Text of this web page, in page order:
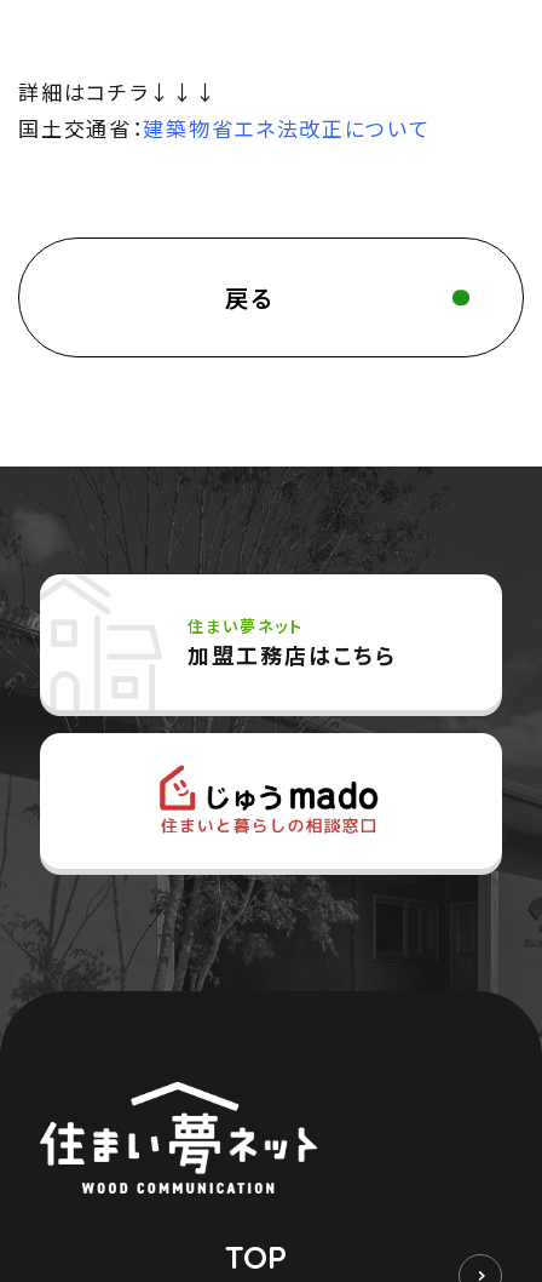
詳細はコチラ↓↓↓
国土交通省：建築物省エネ法改正について
戻る
住まい夢ネット
加盟工務店はこちら
TOP